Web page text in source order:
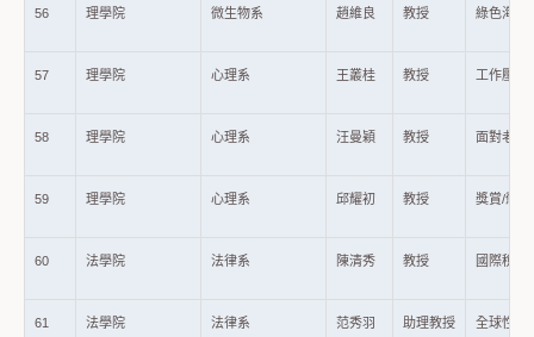
56 理學院 微生物系 趙維良 教授 綠色海水
57 理學院 心理系 王叢桂 教授 工作壓力
58 理學院 心理系 汪曼穎 教授 面對老年
59 理學院 心理系 邱耀初 教授 獎賞/懲
60 法學院 法律系 陳清秀 教授 國際稅法
61 法學院 法律系 范秀羽 助理教授 全球性人